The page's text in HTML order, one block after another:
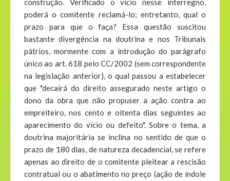
construção. Verificado o vício nesse interregno,
poderá o comitente reclamá-lo; entretanto, qual o
prazo para que o faça? Essa questão suscitou
bastante divergência na doutrina e nos Tribunais
pátrios, mormente com a introdução do parágrafo
único ao art. 618 pelo CC/2002 (sem correspondente
na legislação anterior), o qual passou a estabelecer
que "decairá do direito assegurado neste artigo o
dono da obra que não propuser a ação contra ao
empreiteiro, nos cento e oitenta dias seguintes ao
aparecimento do vício ou defeito". Sobre o tema, a
doutrina majoritária se inclina no sentido de que o
prazo de 180 dias, de natureza decadencial, se refere
apenas ao direito de o comitente pleitear a rescisão
contratual ou o abatimento no preço (ação de índole